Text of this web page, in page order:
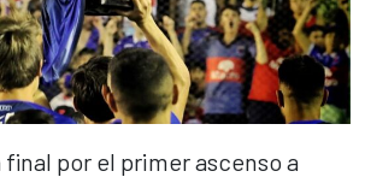
por el primer ascenso a